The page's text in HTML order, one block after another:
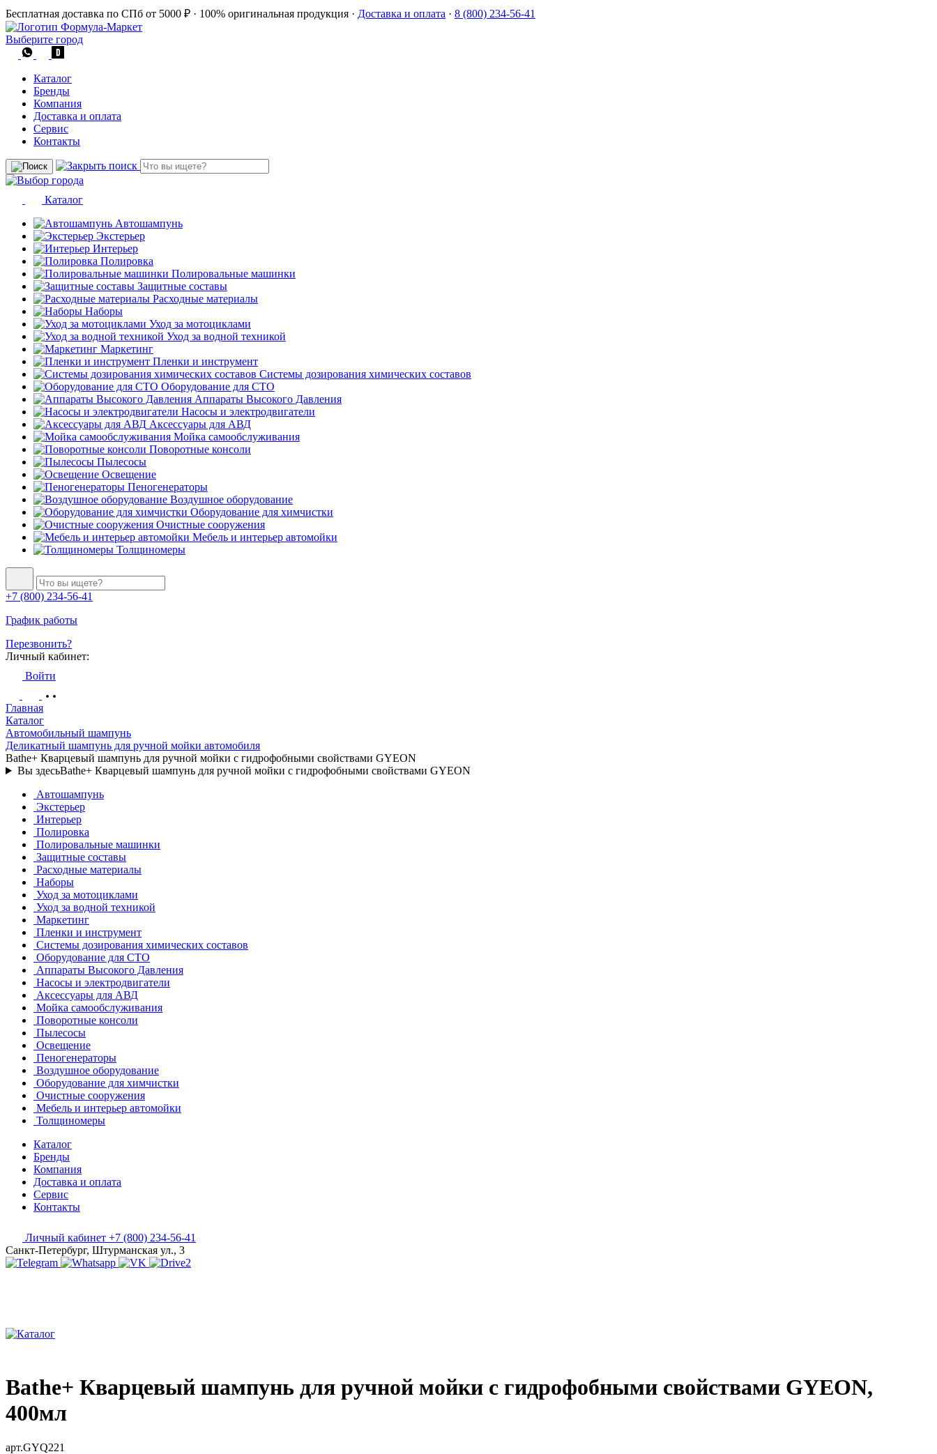
Бесплатная доставка по СПб от 5000 ₽ · 100% оригинальная продукция · Доставка и оплата · 8 (800) 234-56-41
Выберите город
Каталог
Бренды
Компания
Доставка и оплата
Сервис
Контакты
Каталог
Автошампунь
Экстерьер
Интерьер
Полировка
Полировальные машинки
Защитные составы
Расходные материалы
Наборы
Уход за мотоциклами
Уход за водной техникой
Маркетинг
Пленки и инструмент
Системы дозирования химических составов
Оборудование для СТО
Аппараты Высокого Давления
Насосы и электродвигатели
Аксессуары для АВД
Мойка самообслуживания
Поворотные консоли
Пылесосы
Освещение
Пеногенераторы
Воздушное оборудование
Оборудование для химчистки
Очистные сооружения
Мебель и интерьер автомойки
Толщиномеры
+7 (800) 234-56-41
График работы
Перезвонить?
Личный кабинет:
Войти
Главная
Каталог
Автомобильный шампунь
Деликатный шампунь для ручной мойки автомобиля
Bathe+ Кварцевый шампунь для ручной мойки с гидрофобными свойствами GYEON
Вы здесьBathe+ Кварцевый шампунь для ручной мойки с гидрофобными свойствами GYEON
Автошампунь
Экстерьер
Интерьер
Полировка
Полировальные машинки
Защитные составы
Расходные материалы
Наборы
Уход за мотоциклами
Уход за водной техникой
Маркетинг
Пленки и инструмент
Системы дозирования химических составов
Оборудование для СТО
Аппараты Высокого Давления
Насосы и электродвигатели
Аксессуары для АВД
Мойка самообслуживания
Поворотные консоли
Пылесосы
Освещение
Пеногенераторы
Воздушное оборудование
Оборудование для химчистки
Очистные сооружения
Мебель и интерьер автомойки
Толщиномеры
Каталог
Бренды
Компания
Доставка и оплата
Сервис
Контакты
Личный кабинет +7 (800) 234-56-41
Санкт-Петербург, Штурманская ул., 3
Bathe+ Кварцевый шампунь для ручной мойки с гидрофобными свойствами GYEON,
400мл
арт.GYQ221